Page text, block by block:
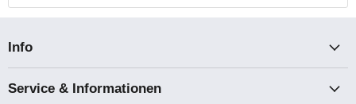
Info
Service & Informationen